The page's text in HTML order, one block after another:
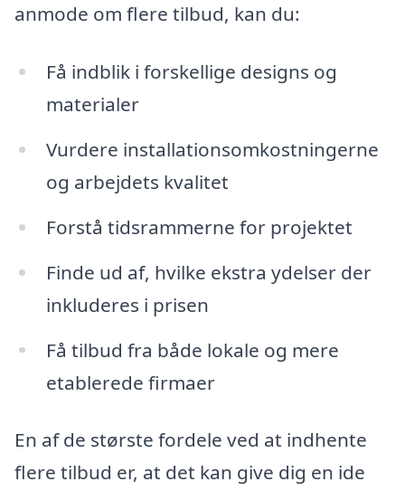
anmode om flere tilbud, kan du:
Få indblik i forskellige designs og
materialer
Vurdere installationsomkostningerne
og arbejdets kvalitet
Forstå tidsrammerne for projektet
Finde ud af, hvilke ekstra ydelser der
inkluderes i prisen
Få tilbud fra både lokale og mere
etablerede firmaer
En af de største fordele ved at indhente
flere tilbud er, at det kan give dig en ide